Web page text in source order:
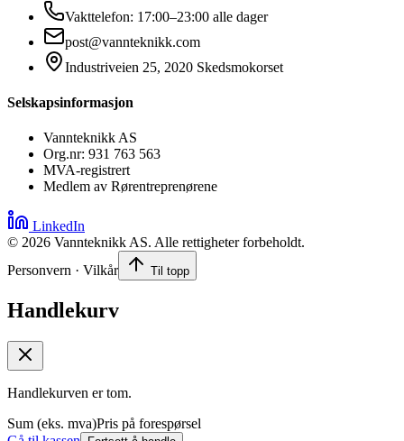
Vakttelefon: 17:00–23:00 alle dager
post@vannteknikk.com
Industriveien 25, 2020 Skedsmokorset
Selskapsinformasjon
Vannteknikk AS
Org.nr: 931 763 563
MVA-registrert
Medlem av Rørentreprenørene
LinkedIn
© 2026 Vannteknikk AS. Alle rettigheter forbeholdt.
Personvern · Vilkår
Til topp
Handlekurv
Handlekurven er tom.
Sum (eks. mva)Pris på forespørsel